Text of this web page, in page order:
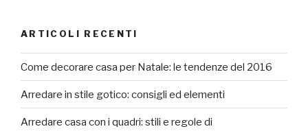
ARTICOLI RECENTI
Come decorare casa per Natale: le tendenze del 2016
Arredare in stile gotico: consigli ed elementi
Arredare casa con i quadri: stili e regole di